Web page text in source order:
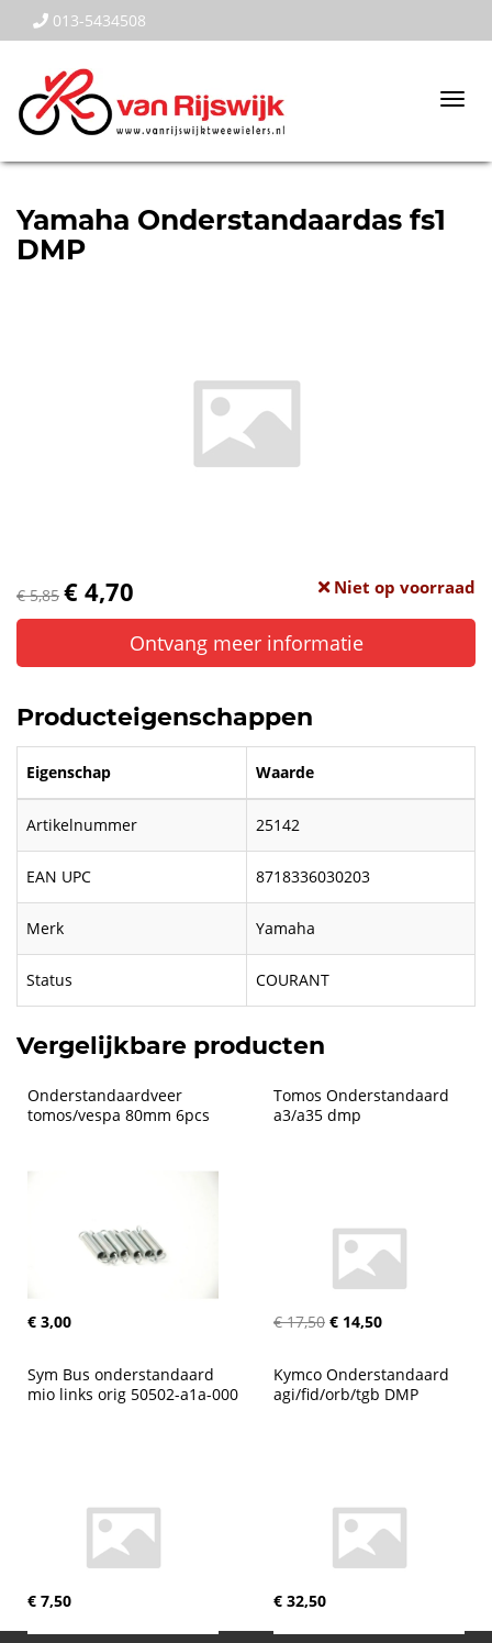
013-5434508
Yamaha Onderstandaardas fs1
DMP
€ 5,85 € 4,70 Niet op voorraad
Ontvang meer informatie
Producteigenschappen
Eigenschap Waarde
Artikelnummer 25142
EAN UPC 8718336030203
Merk Yamaha
Status COURANT
Vergelijkbare producten
Onderstandaardveer
tomos/vespa 80mm 6pcs
€ 3,00
Tomos Onderstandaard
a3/a35 dmp
€ 17,50 € 14,50
Sym Bus onderstandaard
mio links orig 50502-a1a-000
€ 7,50
Kymco Onderstandaard
agi/fid/orb/tgb DMP
€ 32,50